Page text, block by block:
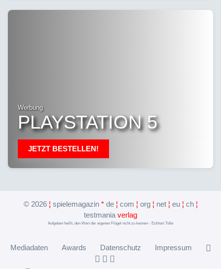
Werbung
PLAYSTATION 5
JETZT BESTELLEN!
© 2026 ¦ spielemagazin* de ¦ com ¦ org ¦ net ¦ eu ¦ ch ¦
testmania verlag
Aufgeben heißt, den Wert der eigenen Flügel nicht zu kennen - Eckhart Tolle
Mediadaten Awards Datenschutz Impressum